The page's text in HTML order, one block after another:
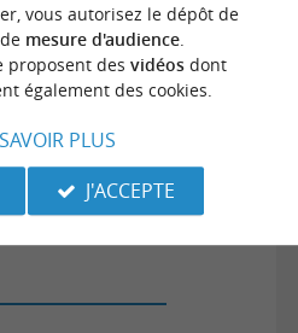
vous autorisez le dépôt de
mesure d'audience.
proposent des vidéosdont
également des cookies.
PLUS
J'ACCEPTE